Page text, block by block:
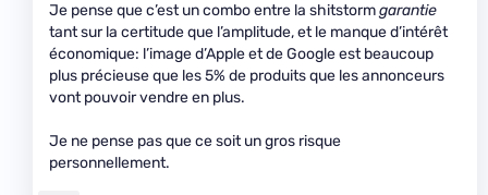
Je pense que c’est un combo entre la shitstormgarantie
tant sur la certitude que l’amplitude, et le manque d’intérêt
économique: l’image d’Apple et de Google est beaucoup
plus précieuse que les 5% de produits que les annonceurs
vont pouvoir vendre en plus.
Je ne pense pas que ce soit un gros risque
personnellement.